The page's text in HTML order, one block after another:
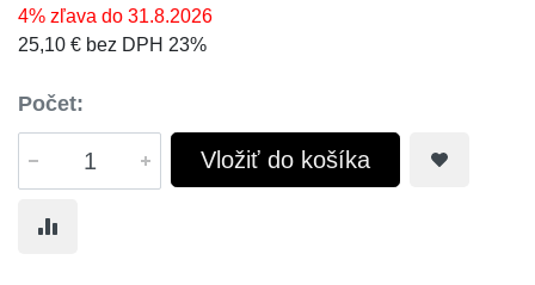
4% zľava do 31.8.2026
25,10 € bez DPH 23%
Počet:
Vložiť do košíka